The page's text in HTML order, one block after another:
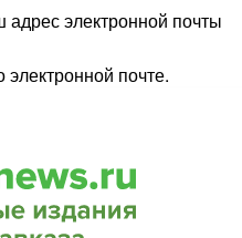
адрес электронной почты
почте.